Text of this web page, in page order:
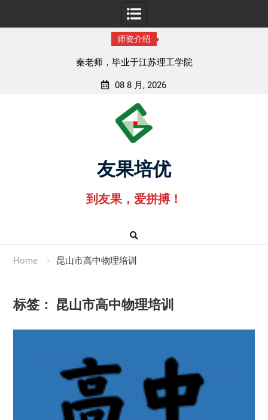
师资介绍
孟老师，毕业于湖北中医
08 8 月, 2026
友果培优
到友果，爱拼搏！
Home 昆山市高中物理培训
标签： 昆山市高中物理培训